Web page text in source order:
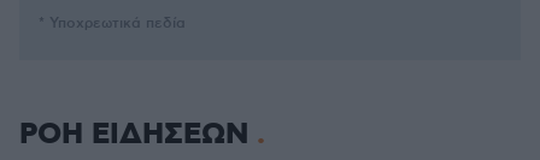
* Υποχρεωτικά πεδία
ΡΟΗ ΕΙΔΗΣΕΩΝ